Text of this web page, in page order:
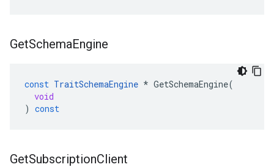
GetSchemaEngine
const TraitSchemaEngine * GetSchemaEngine(
void
) const
GetSubscriptionClient